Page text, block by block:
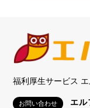
福利厚生サービス
お問い合わせ エル